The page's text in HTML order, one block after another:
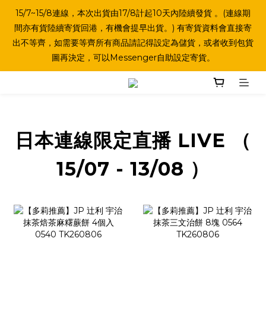
15/7~15/8連線，本次出貨由17/8計起10天內陸續發貨 。(連線期
間亦有貨陸續寄貨回港，有機會提早出貨。) 有寄貨資料會直接寄
出不等齊，如需要等齊所有商品請記得設定為儲貨，或者收到包貨
圖再決定，可以Messenger自助設定寄貨。
日本連線限定直播 LIVE （
15/07 - 13/08 ）